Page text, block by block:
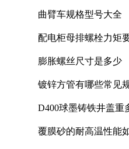
曲臂车规格型号大全
配电柜母排螺栓力矩
膨胀螺丝尺寸是多少
镀锌方管有哪些常见
D400球墨铸铁井盖重
覆膜砂的耐高温性能